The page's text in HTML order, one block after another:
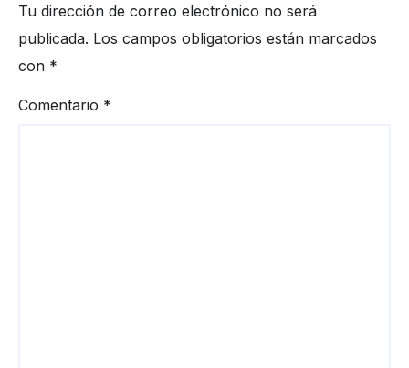
Tu dirección de correo electrónico no será
publicada. Los campos obligatorios están marcados
con *
Comentario *